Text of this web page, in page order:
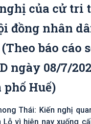
của cử tri
đồng nhân
báo cáo
ngày 08/7/
Huế)
Thái: Kiến nghị
Lỗ vì hiện nay xuống